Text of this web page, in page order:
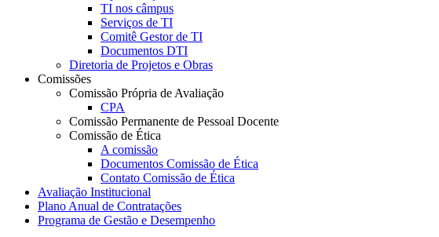
TI nos câmpus
Serviços de TI
Comitê Gestor de TI
Documentos DTI
Diretoria de Projetos e Obras
Comissões
Comissão Própria de Avaliação
CPA
Comissão Permanente de Pessoal Docente
Comissão de Ética
A comissão
Documentos Comissão de Ética
Contato Comissão de Ética
Avaliação Institucional
Plano Anual de Contratações
Programa de Gestão e Desempenho